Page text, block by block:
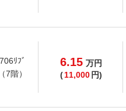
706ﾘﾌﾞ
（7階）
6.15 万円
( 11,000 円)